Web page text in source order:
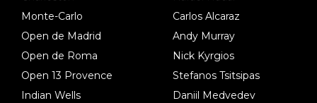
Monte-Carlo
Open de Madrid
Open de Roma
Open 13 Provence
Indian Wells
Carlos Alcaraz
Andy Murray
Nick Kyrgios
Stefanos Tsitsipas
Daniil Medvedev